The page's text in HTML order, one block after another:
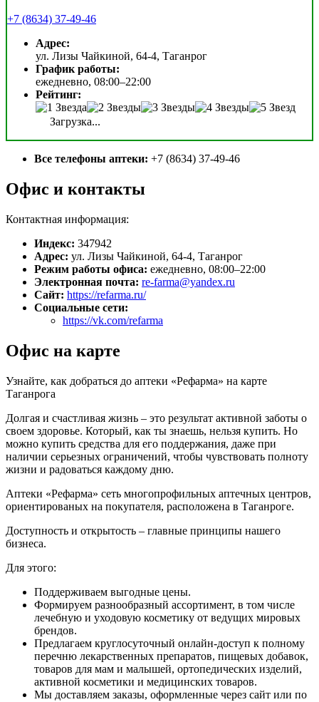
+7 (8634) 37-49-46
Адрес:
ул. Лизы Чайкиной, 64-4, Таганрог
График работы:
ежедневно, 08:00–22:00
Рейтинг:
Загрузка...
Все телефоны аптеки: +7 (8634) 37-49-46
Офис и контакты
Контактная информация:
Индекс: 347942
Адрес: ул. Лизы Чайкиной, 64-4, Таганрог
Режим работы офиса: ежедневно, 08:00–22:00
Электронная почта: re-farma@yandex.ru
Сайт: https://refarma.ru/
Социальные сети:
https://vk.com/refarma
Офис на карте
Узнайте, как добраться до аптеки «Рефарма» на карте
Таганрога
Долгая и счастливая жизнь – это результат активной заботы о
своем здоровье. Который, как ты знаешь, нельзя купить. Но
можно купить средства для его поддержания, даже при
наличии серьезных ограничений, чтобы чувствовать полноту
жизни и радоваться каждому дню.
Аптеки «Рефарма» сеть многопрофильных аптечных центров,
ориентированых на покупателя, расположена в Таганроге.
Доступность и открытость – главные принципы нашего
бизнеса.
Для этого:
Поддерживаем выгодные цены.
Формируем разнообразный ассортимент, в том числе
лечебную и уходовую косметику от ведущих мировых
брендов.
Предлагаем круглосуточный онлайн-доступ к полному
перечню лекарственных препаратов, пищевых добавок,
товаров для мам и малышей, ортопедических изделий,
активной косметики и медицинских товаров.
Мы доставляем заказы, оформленные через сайт или по